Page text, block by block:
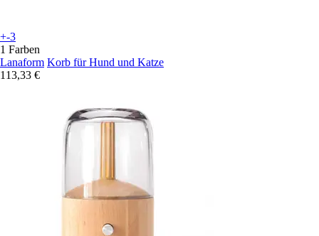
+-3
1 Farben
Lanaform Korb für Hund und Katze
113,33 €